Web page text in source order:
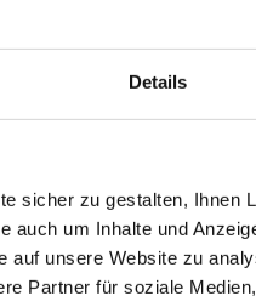
Details
sicher zu gestalten, Ihnen
auch um Inhalte und
auf unsere Website zu
Partner für soziale
in Krems
für Brücken über